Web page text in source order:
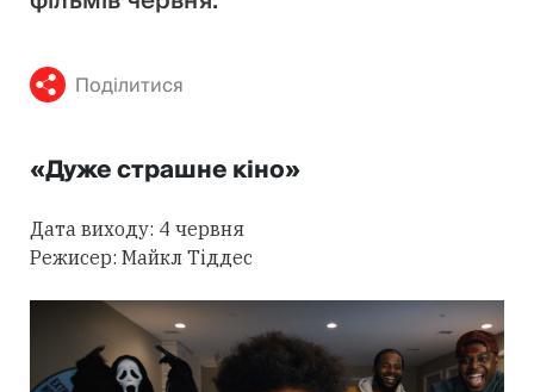
Поділитися
«Дуже страшне кіно»
Дата виходу: 4 червня
Режисер: Майкл Тіддес